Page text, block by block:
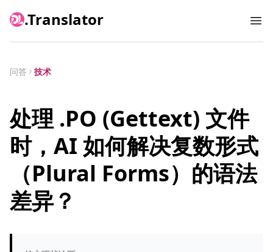
.Translator
问答 技术
处理 .PO (Gettext) 文件
时，AI 如何解决复数形式
（Plural Forms）的语法
差异？